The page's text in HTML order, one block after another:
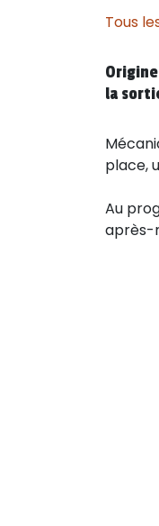
Tous
la
place,
Au
après-